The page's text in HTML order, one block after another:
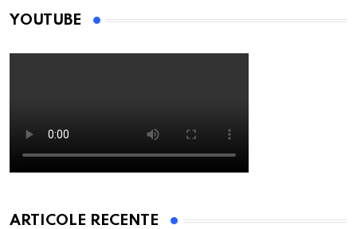
YOUTUBE
ARTICOLE RECENTE